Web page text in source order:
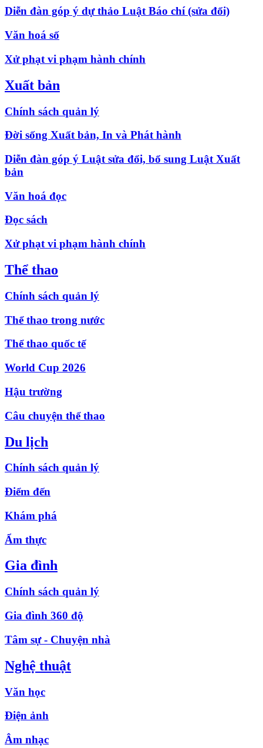
Diễn đàn góp ý dự thảo Luật Báo chí (sửa đổi)
Văn hoá số
Xử phạt vi phạm hành chính
Xuất bản
Chính sách quản lý
Đời sống Xuất bản, In và Phát hành
Diễn đàn góp ý Luật sửa đổi, bổ sung Luật Xuất
bản
Văn hoá đọc
Đọc sách
Xử phạt vi phạm hành chính
Thể thao
Chính sách quản lý
Thể thao trong nước
Thể thao quốc tế
World Cup 2026
Hậu trường
Câu chuyện thể thao
Du lịch
Chính sách quản lý
Điểm đến
Khám phá
Ẩm thực
Gia đình
Chính sách quản lý
Gia đình 360 độ
Tâm sự - Chuyện nhà
Nghệ thuật
Văn học
Điện ảnh
Âm nhạc